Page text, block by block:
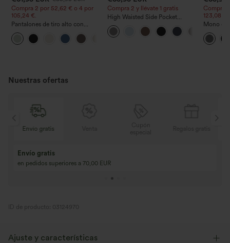
Compra 2 por 52,62 € o 4 por
105,24 €.
Pantalones de tiro alto con
cordón y bolsillos, pernera
ancha, holgados y de estilo
casual con tacto de lino.
Compra 2 y llévate 1 gratis
High Waisted Side Pocket
Straight Leg Work Pants
Compra
123,08 €.
Mono
ancha,
- Easy
Nuestras ofertas
Venta
Compra 3 y llévate 1 gratis
Compra 4 por 3, compra 8 por 6
ID de producto: 03124970
Ajuste y características